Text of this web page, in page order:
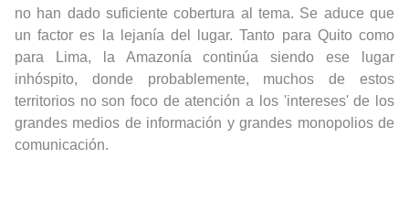
no han dado suficiente cobertura al tema. Se aduce que
un factor es la lejanía del lugar. Tanto para Quito como
para Lima, la Amazonía continúa siendo ese lugar
inhóspito, donde probablemente, muchos de estos
territorios no son foco de atención a los 'intereses' de los
grandes medios de información y grandes monopolios de
comunicación.